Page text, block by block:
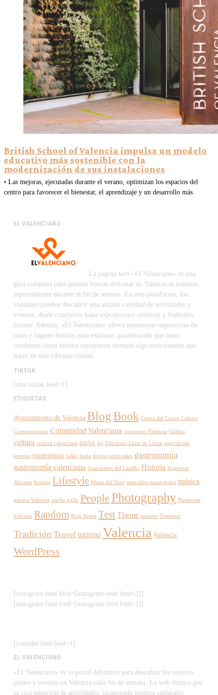
British School of Valencia impulsa un modelo
educativo más sostenible con la
modernización de sus instalaciones
• Las mejoras, ejecutadas durante el verano, optimizan los espacios del
centro para favorecer el bienestar, el aprendizaje y un desarrollo más
EL VALENCIANO
La página web «El Valenciano» es una
guía completa para quienes buscan disfrutar de Valencia al máximo,
especialmente durante el fin de semana. En esta plataforma, los
visitantes pueden descubrir una amplia variedad de actividades y
eventos, desde conciertos hasta exposiciones artísticas y festivales
locales. Además, «El Valenciano» ofrece numerosas sugerencias de
rutas y lugares bonitos para explorar, garantizando que tanto
residentes como turistas encuentren siempre algo emocionante que
hacer en esta vibrante ciudad.
TIKTOK
[sbtt-tiktok feed=1]
ETIQUETAS
Ayuntamiento de Valencia BlogBook Centre del Carme Cultura
Contemporània Comunidad Valenciana conciertos Valencia Cullera
cultura cultura valenciana DANA djs Ediciones Llum de Lluna espectáculo
eventos experiencia fallas fiesta fuegos artificiales gastronomía
gastronomía valenciana Guardianes del Castillo Historia Hogueras
Alicante horario Lifestyle Masía del Vino mercados municipales música
música Valencia nacho golfe People Photography Pirotecnia
Vulcano Random Roig Arena Test Theme tomates Tomatina
Tradición Travel turismo Valencia València
WordPress
[instagram-feed feed=[instagram-feed feed=2]]
[instagram-feed feed=[instagram-feed feed=1]]
[youtube-feed feed=1]
EL VALENCIANO
«El Valenciano» es tu portal definitivo para descubrir los mejores
planes y eventos en Valencia cada fin de semana. La web destaca por
su rica selección de actividades, incluyendo eventos culturales,